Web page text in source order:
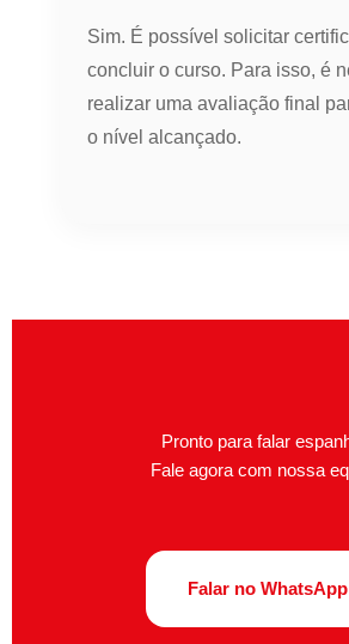
Sim. É possível solicitar
concluir o curso. Para isso, é
realizar uma avaliação final
o nível alcançado.
Pronto para falar
Fale agora com nossa
Falar no WhatsApp